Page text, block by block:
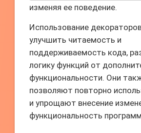
изменяя ее поведение.
Использование
улучшить читаемость и
поддерживаемость кода,
логику функций от
функциональности. Они
позволяют повторно
и упрощают внесение
функциональность